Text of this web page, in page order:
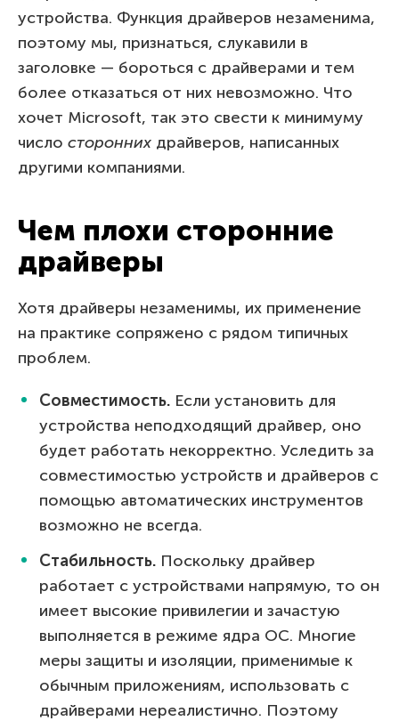
устройства. Функция драйверов незаменима,
поэтому мы, признаться, слукавили в
заголовке — бороться с драйверами и тем
более отказаться от них невозможно. Что
хочет Microsoft, так это свести к минимуму
число сторонних драйверов, написанных
другими компаниями.
Чем плохи сторонние
драйверы
Хотя драйверы незаменимы, их применение
на практике сопряжено с рядом типичных
проблем.
Совместимость. Если установить для
устройства неподходящий драйвер, оно
будет работать некорректно. Уследить за
совместимостью устройств и драйверов с
помощью автоматических инструментов
возможно не всегда.
Стабильность. Поскольку драйвер
работает с устройствами напрямую, то он
имеет высокие привилегии и зачастую
выполняется в режиме ядра ОС. Многие
меры защиты и изоляции, применимые к
обычным приложениям, использовать с
драйверами нереалистично. Поэтому